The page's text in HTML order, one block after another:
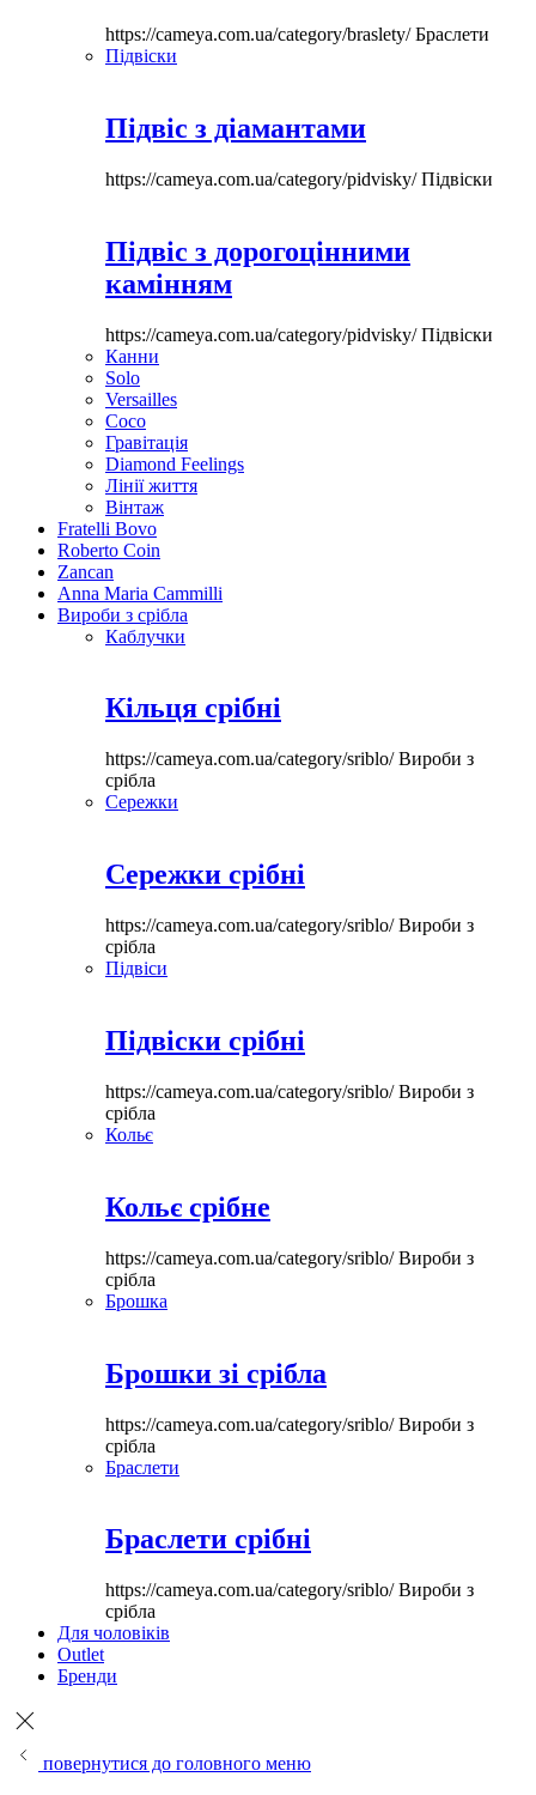
https://cameya.com.ua/category/braslety/Браслети
Підвіски
Підвіс з діамантами
https://cameya.com.ua/category/pidvisky/Підвіски
Підвіс з дорогоцінними
камінням
https://cameya.com.ua/category/pidvisky/Підвіски
Канни
Solo
Versailles
Coco
Гравітація
Diamond Feelings
Лінії життя
Вінтаж
Fratelli Bovo
Roberto Coin
Zancan
Anna Maria Cammilli
Вироби з срібла
Каблучки
Кільця срібні
https://cameya.com.ua/category/sriblo/Вироби з
срібла
Сережки
Сережки срібні
https://cameya.com.ua/category/sriblo/Вироби з
срібла
Підвіси
Підвіски срібні
https://cameya.com.ua/category/sriblo/Вироби з
срібла
Кольє
Кольє срібне
https://cameya.com.ua/category/sriblo/Вироби з
срібла
Брошка
Брошки зі срібла
https://cameya.com.ua/category/sriblo/Вироби з
срібла
Браслети
Браслети срібні
https://cameya.com.ua/category/sriblo/Вироби з
срібла
Для чоловіків
Outlet
Бренди
повернутися до головного меню